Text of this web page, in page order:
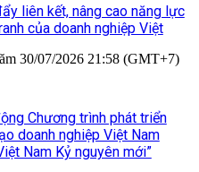
liên kết, nâng cao năng lực
của doanh nghiệp Việt
30/07/2026 21:58 (GMT+7)
Chương trình phát triển
doanh nghiệp Việt Nam
Nam Kỷ nguyên mới”